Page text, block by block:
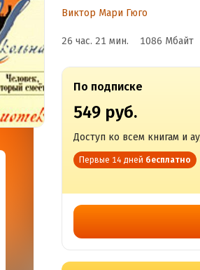
Виктор Мари Гюго
26 час. 21 мин. 1086 Мбайт
По подписке
549 руб.
Доступ ко всем книгам и
Первые 14 дней бесплатно